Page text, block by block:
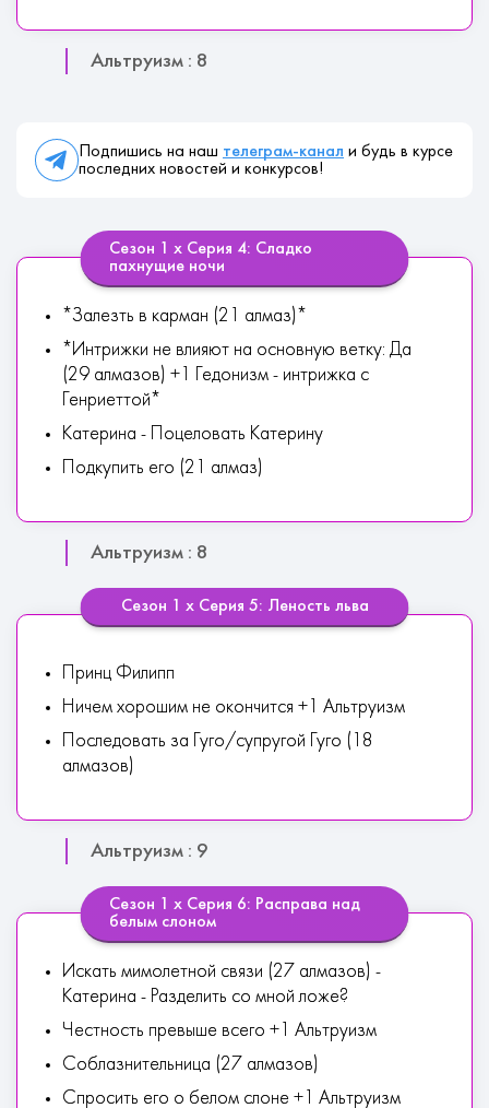
Альтруизм : 8
Подпишись на наш телеграм-канал и будь в курсе
последних новостей и конкурсов!
Сезон 1 х Серия 4: Сладко
пахнущие ночи
*Залезть в карман (21 алмаз)*
*Интрижки не влияют на основную ветку: Да
(29 алмазов) +1 Гедонизм - интрижка с
Генриеттой*
Катерина - Поцеловать Катерину
Подкупить его (21 алмаз)
Альтруизм : 8
Сезон 1 х Серия 5: Леность льва
Пpинц Филипп
Ничем хорошим не окончится +1 Альтруизм
Последовать за Гуго/супругой Гуго (18
алмазов)
Альтруизм : 9
Сезон 1 х Серия 6: Расправа над
белым слоном
Искать мимолетной связи (27 алмазов) -
Катерина - Разделить со мной ложе?
Честность превыше всего +1 Альтруизм
Соблазнительница (27 алмазов)
Спросить его о белом слоне +1 Альтруизм